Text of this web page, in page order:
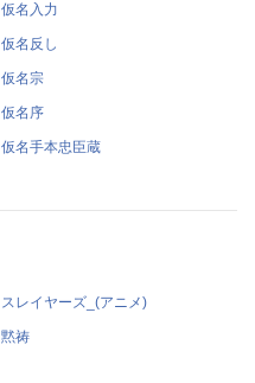
仮名入力
仮名反し
仮名宗
仮名序
仮名手本忠臣蔵
スレイヤーズ_(アニメ)
黙祷